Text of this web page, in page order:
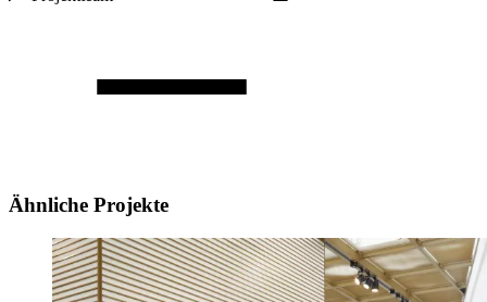
Ähnliche Projekte